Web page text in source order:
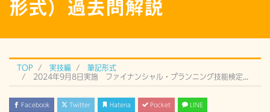
形式）過去問解説
TOP 実技編
筆記形式
Facebook Twitter Hatena Pocket LINE